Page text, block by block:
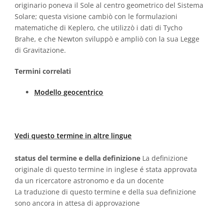
originario poneva il Sole al centro geometrico del Sistema
Solare; questa visione cambiò con le formulazioni
matematiche di Keplero, che utilizzò i dati di Tycho
Brahe, e che Newton sviluppò e ampliò con la sua Legge
di Gravitazione.
Termini correlati
Modello geocentrico
Vedi questo termine in altre lingue
status del termine e della definizione La definizione
originale di questo termine in inglese é stata approvata
da un ricercatore astronomo e da un docente
La traduzione di questo termine e della sua definizione
sono ancora in attesa di approvazione